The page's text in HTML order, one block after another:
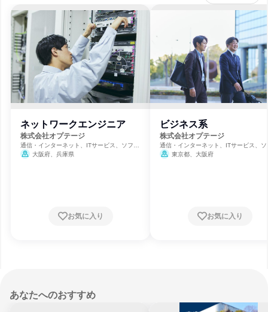
ネットワークエンジニア
株式会社オプテージ
通信・インターネット、ITサービス、ソフト
ウェア開発
大阪府、兵庫県
お気に入り
ビジネス系
株式会社オプテージ
通信・インターネット、ITサービス、ソ
ウェア開発
東京都、大阪府
お気に入り
あなたへのおすすめ